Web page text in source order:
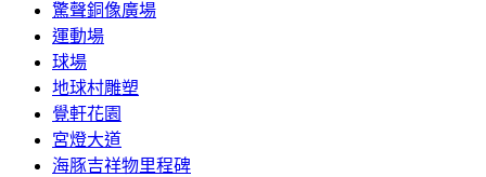
驚聲銅像廣場
運動場
球場
地球村雕塑
覺軒花園
宮燈大道
海豚吉祥物里程碑